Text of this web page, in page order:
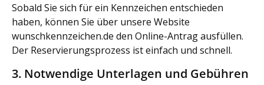
Sobald Sie sich für ein Kennzeichen entschieden
haben, können Sie über unsere Website
wunschkennzeichen.de den Online-Antrag ausfüllen.
Der Reservierungsprozess ist einfach und schnell.
3. Notwendige Unterlagen und Gebühren